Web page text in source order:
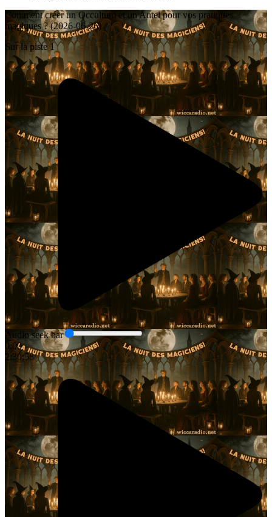
Comment créer un Occultum et un Autel pour vos pratiques
magiques ? (2026-06-26)
Sur la piste 1
Audio seek bar
0:00
2:30:58